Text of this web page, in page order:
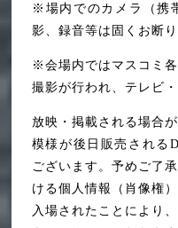
※場内でのカメラ（携
影、録音等は固くお断り
※会場内ではマスコミ
撮影が行われ、テレビ
放映・掲載される場合
模様が後日販売される
ございます。予めご了
ける個人情報（肖像権
入場されたことにより